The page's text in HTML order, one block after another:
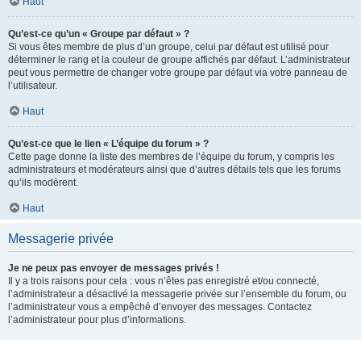
Qu’est-ce qu’un « Groupe par défaut » ?
Si vous êtes membre de plus d’un groupe, celui par défaut est utilisé pour
déterminer le rang et la couleur de groupe affichés par défaut. L’administrateur
peut vous permettre de changer votre groupe par défaut via votre panneau de
l’utilisateur.
Haut
Qu’est-ce que le lien « L’équipe du forum » ?
Cette page donne la liste des membres de l’équipe du forum, y compris les
administrateurs et modérateurs ainsi que d’autres détails tels que les forums
qu’ils modèrent.
Haut
Messagerie privée
Je ne peux pas envoyer de messages privés !
Il y a trois raisons pour cela : vous n’êtes pas enregistré et/ou connecté,
l’administrateur a désactivé la messagerie privée sur l’ensemble du forum, ou
l’administrateur vous a empêché d’envoyer des messages. Contactez
l’administrateur pour plus d’informations.